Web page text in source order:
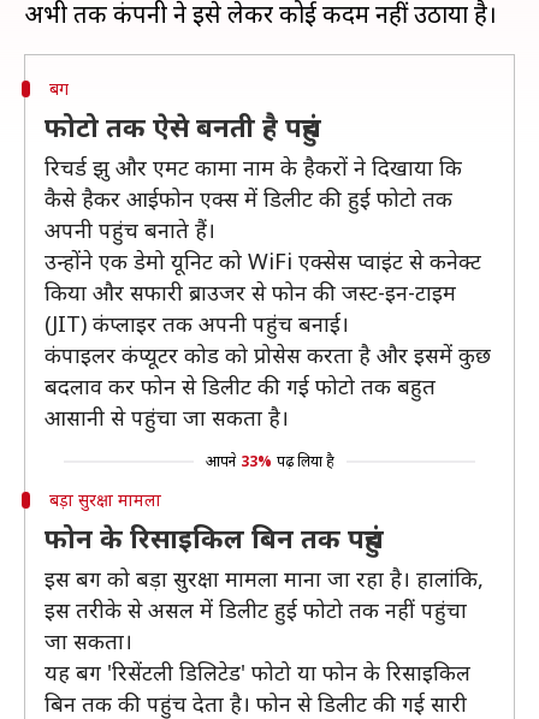
बग
फोटो तक ऐसे बनती है पहुंच
रिचर्ड झु और एमट कामा नाम के हैकरों ने दिखाया कि
कैसे हैकर आईफोन एक्स में डिलीट की हुई फोटो तक
अपनी पहुंच बनाते हैं।
उन्होंने एक डेमो यूनिट को WiFi एक्सेस प्वाइंट से कनेक्ट
किया और सफारी ब्राउजर से फोन की जस्ट-इन-टाइम
(JIT) कंप्लाइर तक अपनी पहुंच बनाई।
कंपाइलर कंप्यूटर कोड को प्रोसेस करता है और इसमें कुछ
बदलाव कर फोन से डिलीट की गई फोटो तक बहुत
आसानी से पहुंचा जा सकता है।
आपने 33% पढ़ लिया है
बड़ा सुरक्षा मामला
फोन के रिसाइकिल बिन तक पहुंच
इस बग को बड़ा सुरक्षा मामला माना जा रहा है। हालांकि,
इस तरीके से असल में डिलीट हुई फोटो तक नहीं पहुंचा
जा सकता।
यह बग 'रिसेंटली डिलिटेड' फोटो या फोन के रिसाइकिल
बिन तक की पहुंच देता है। फोन से डिलीट की गई सारी